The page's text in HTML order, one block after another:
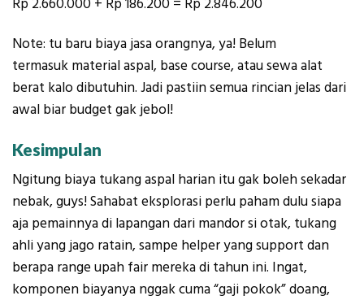
Note: tu baru biaya jasa orangnya, ya! Belum
termasuk material aspal, base course, atau sewa alat
berat kalo dibutuhin. Jadi pastiin semua rincian jelas dari
awal biar budget gak jebol!
Kesimpulan
Ngitung biaya tukang aspal harian itu gak boleh sekadar
nebak, guys! Sahabat eksplorasi perlu paham dulu siapa
aja pemainnya di lapangan dari mandor si otak, tukang
ahli yang jago ratain, sampe helper yang support dan
berapa range upah fair mereka di tahun ini. Ingat,
komponen biayanya nggak cuma “gaji pokok” doang,